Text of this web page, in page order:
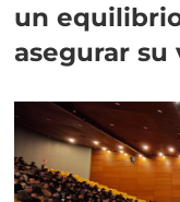
un
asegurar